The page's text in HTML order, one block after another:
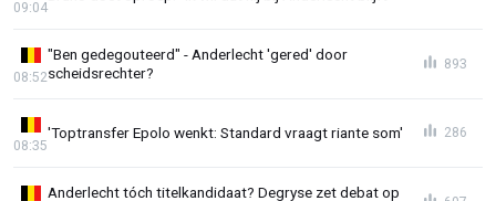
09:04
"Ben gedegouteerd" - Anderlecht 'gered' door
scheidsrechter?
08:52
893
'Toptransfer Epolo wenkt: Standard vraagt riante som'
08:35
286
Anderlecht tóch titelkandidaat? Degryse zet debat op